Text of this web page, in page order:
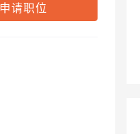
申请职位